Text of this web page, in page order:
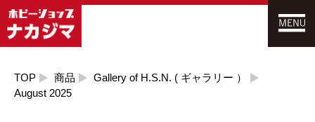
TOP 商品
Gallery of H.S.N. ( ギャラリー ）
August 2025